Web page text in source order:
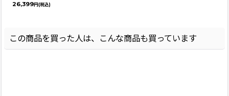
26,399円 (税込)
この商品を買った人は、こんな商品も買っています